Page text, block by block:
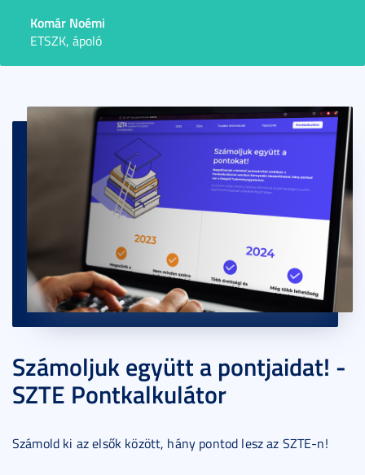
Komár Noémi
ETSZK, ápoló
Számoljuk együtt a pontjaidat! -
SZTE Pontkalkulátor
Számold ki az elsők között, hány pontod lesz az SZTE-n!